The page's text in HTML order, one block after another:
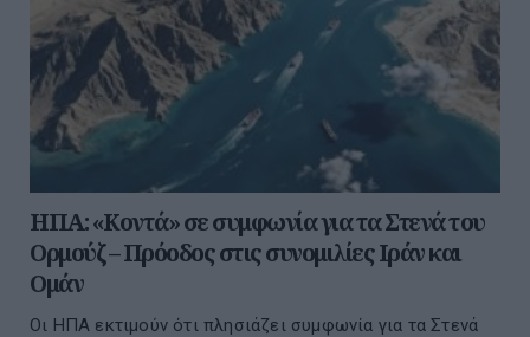
ΗΠΑ: «Κοντά» σε συμφωνία για τα Στενά του
Ορμούζ – Πρόοδος στις συνομιλίες Ιράν και
Ομάν
Οι ΗΠΑ εκτιμούν ότι πλησιάζει συμφωνία για τα Στενά